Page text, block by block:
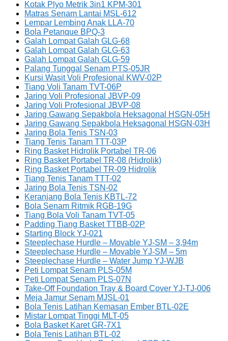
Kotak Plyo Metrik 3in1 KPM-301
Matras Senam Lantai MSL-612
Lempar Lembing Anak LLA-70
Bola Petanque BPQ-3
Galah Lompat Galah GLG-68
Galah Lompat Galah GLG-63
Galah Lompat Galah GLG-59
Palang Tunggal Senam PTS-05JR
Kursi Wasit Voli Profesional KWV-02P
Tiang Voli Tanam TVT-06P
Jaring Voli Profesional JBVP-09
Jaring Voli Profesional JBVP-08
Jaring Gawang Sepakbola Heksagonal HSGN-05H
Jaring Gawang Sepakbola Heksagonal HSGN-03H
Jaring Bola Tenis TSN-03
Tiang Tenis Tanam TTT-03P
Ring Basket Hidrolik Portabel TR-06
Ring Basket Portabel TR-08 (Hidrolik)
Ring Basket Portabel TR-09 Hidrolik
Tiang Tenis Tanam TTT-02
Jaring Bola Tenis TSN-02
Keranjang Bola Tenis KBTL-72
Bola Senam Ritmik RGB-19G
Tiang Bola Voli Tanam TVT-05
Padding Tiang Basket TTBB-02P
Starting Block YJ-021
Steeplechase Hurdle – Movable YJ-SM – 3,94m
Steeplechase Hurdle – Movable YJ-SM – 5m
Steeplechase Hurdle – Water Jump YJ-WJB
Peti Lompat Senam PLS-05M
Peti Lompat Senam PLS-07N
Take-Off Foundation Tray & Board Cover YJ-TJ-006
Meja Jamur Senam MJSL-01
Bola Tenis Latihan Kemasan Ember BTL-02E
Mistar Lompat Tinggi MLT-05
Bola Basket Karet GR-7X1
Bola Tenis Latihan BTL-02